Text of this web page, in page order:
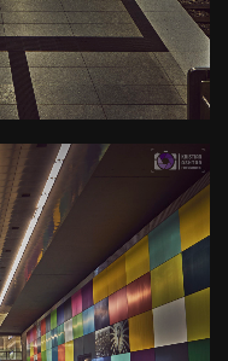
: 21.9mm |
: ISO-400
Georg-